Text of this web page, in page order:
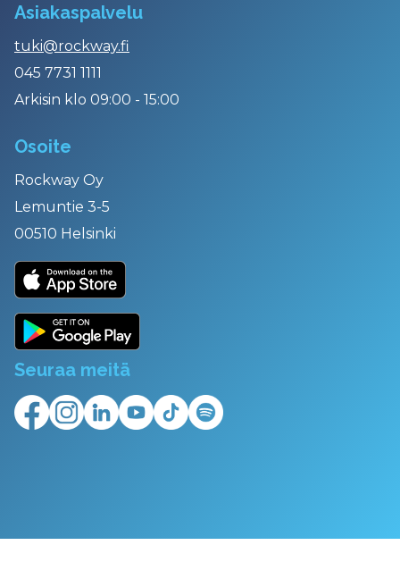
Asiakaspalvelu
tuki@rockway.fi
045 7731 1111
Arkisin klo 09:00 - 15:00
Osoite
Rockway Oy
Lemuntie 3-5
00510 Helsinki
Seuraa meitä